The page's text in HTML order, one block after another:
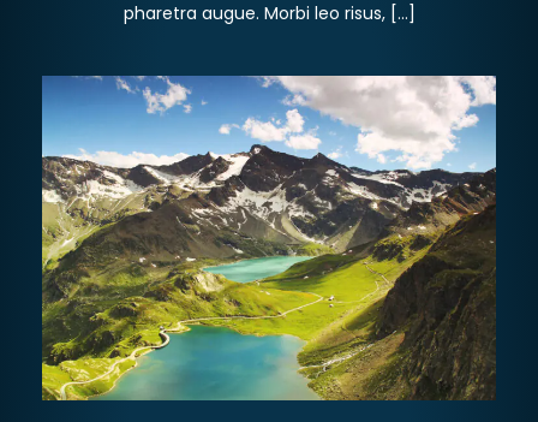
pharetra augue. Morbi leo risus, […]